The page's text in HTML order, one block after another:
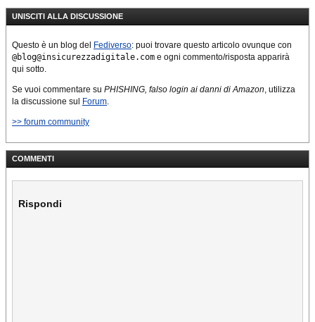
UNISCITI ALLA DISCUSSIONE
Questo è un blog del Fediverso: puoi trovare questo articolo ovunque con
@blog@insicurezzadigitale.com e ogni commento/risposta apparirà
qui sotto.
Se vuoi commentare su PHISHING, falso login ai danni di Amazon , utilizza
la discussione sul Forum
>> forum community
COMMENTI
Rispondi